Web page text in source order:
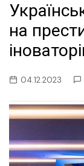
на
04.12.2023